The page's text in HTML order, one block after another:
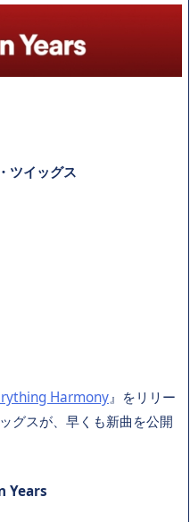
ツイッグス
Harmony』をリリー
グスが、早くも新曲を公開
Years